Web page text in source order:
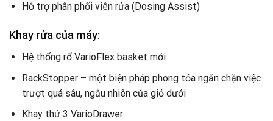
Hỗ trợ phân phối viên rửa (Dosing Assist)
Khay rửa của máy:
Hệ thống rổ VarioFlex basket mới
RackStopper – một biện pháp phong tỏa ngăn chặn việc
trượt quá sâu, ngẫu nhiên của giỏ dưới
Khay thứ 3 VarioDrawer